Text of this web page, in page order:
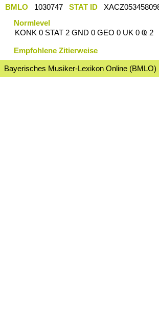
BMLO 1030747 STAT ID
Normlevel
KONK 0 STAT 2 GND 0 GEO 0 UK 0 Ҩ 2
Empfohlene Zitierweise
Bayerisches Musiker-Lexikon Online (BMLO)